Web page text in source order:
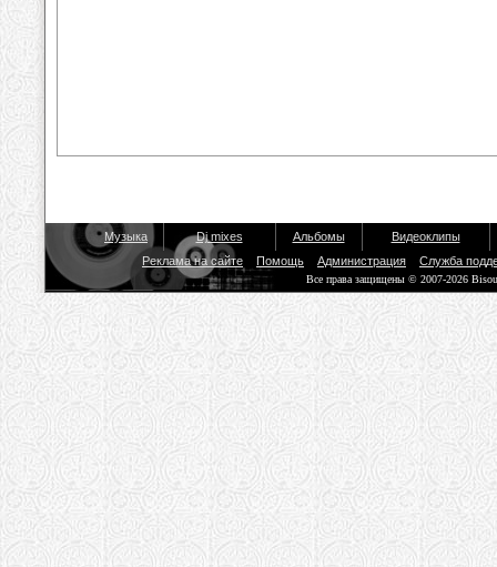
Музыка Dj mixes Альбомы
Видеоклипы
Реклама на сайте
Помощь Администрация Служба
Все права защищены © 2007-2026